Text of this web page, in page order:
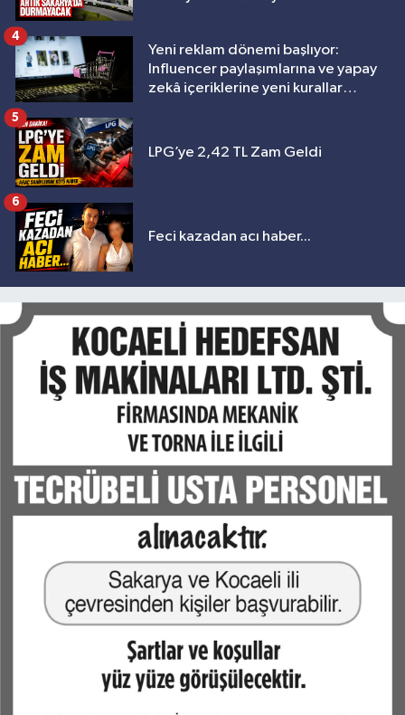
Yeni reklam dönemi başlıyor:
Influencer paylaşımlarına ve yapay
zekâ içeriklerine yeni kurallar
4
LPG’ye 2,42 TL Zam Geldi
5
Feci kazadan acı haber...
6